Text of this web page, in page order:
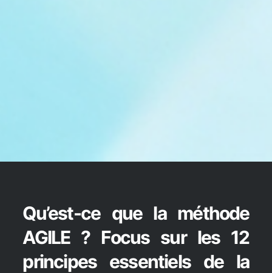
Qu’est-ce que la méthode
AGILE ? Focus sur les 12
principes essentiels de la